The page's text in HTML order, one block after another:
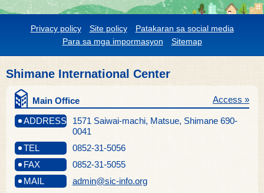
Privacy policy Site policy
Patakaran sa social media
Para sa mga impormasyon
Sitemap
Shimane International Center
Main Office
ADDRESS
1571 Saiwai-machi, Matsue, Shimane 690-
0041
Access »
TEL
0852-31-5056
FAX
0852-31-5055
MAIL
admin@sic-info.org